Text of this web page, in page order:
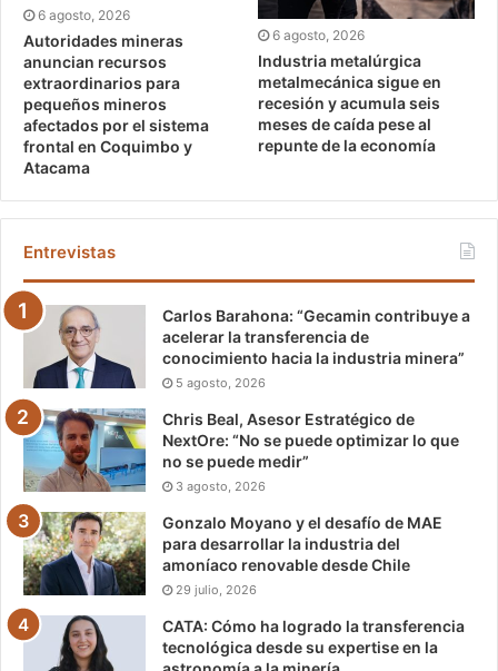
6 agosto, 2026
Autoridades mineras
anuncian recursos
extraordinarios para
pequeños mineros
afectados por el sistema
frontal en Coquimbo y
Atacama
6 agosto, 2026
Industria metalúrgica
metalmecánica sigue en
recesión y acumula seis
meses de caída pese al
repunte de la economía
Entrevistas
Carlos Barahona: “Gecamin contribuye a
acelerar la transferencia de
conocimiento hacia la industria minera”
5 agosto, 2026
Chris Beal, Asesor Estratégico de
NextOre: “No se puede optimizar lo que
no se puede medir”
3 agosto, 2026
Gonzalo Moyano y el desafío de MAE
para desarrollar la industria del
amoníaco renovable desde Chile
29 julio, 2026
CATA: Cómo ha logrado la transferencia
tecnológica desde su expertise en la